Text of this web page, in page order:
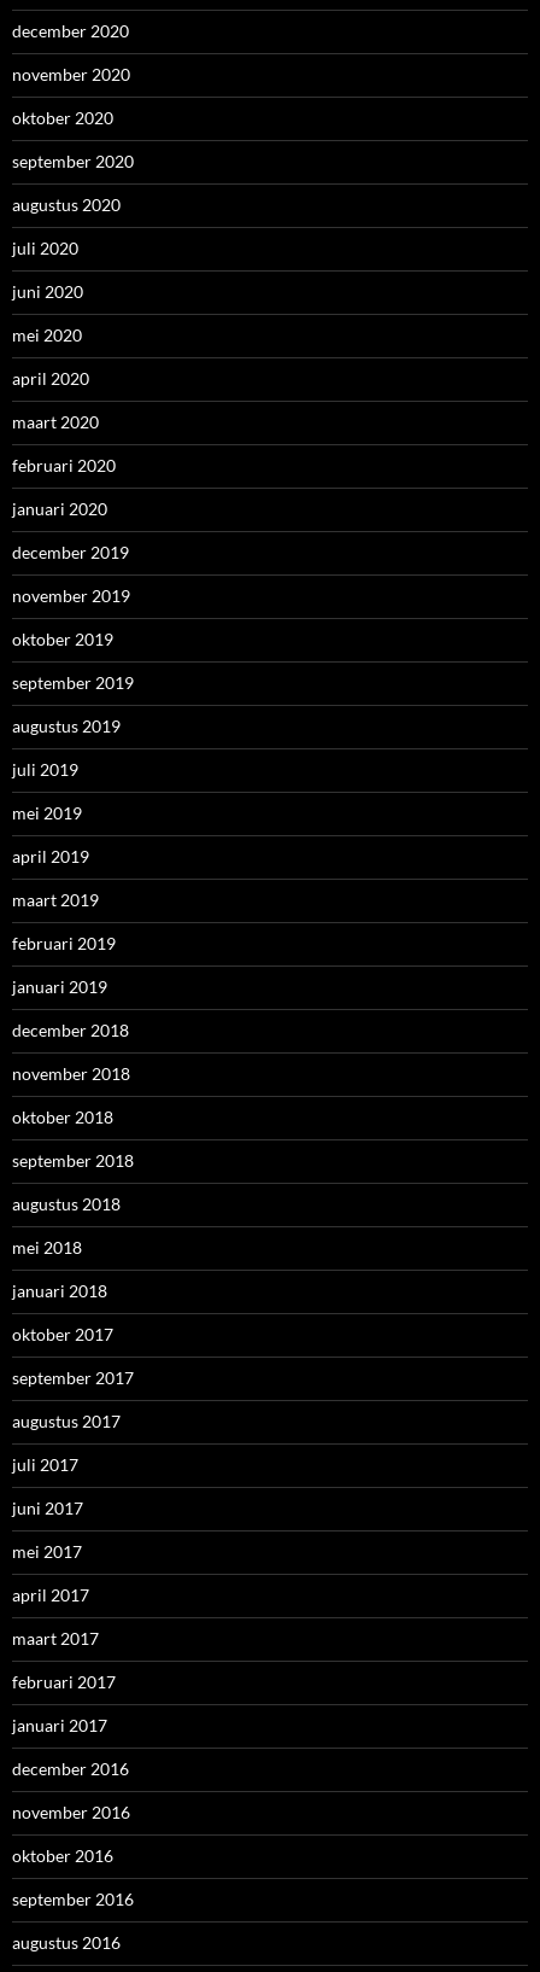
december 2020
november 2020
oktober 2020
september 2020
augustus 2020
juli 2020
juni 2020
mei 2020
april 2020
maart 2020
februari 2020
januari 2020
december 2019
november 2019
oktober 2019
september 2019
augustus 2019
juli 2019
mei 2019
april 2019
maart 2019
februari 2019
januari 2019
december 2018
november 2018
oktober 2018
september 2018
augustus 2018
mei 2018
januari 2018
oktober 2017
september 2017
augustus 2017
juli 2017
juni 2017
mei 2017
april 2017
maart 2017
februari 2017
januari 2017
december 2016
november 2016
oktober 2016
september 2016
augustus 2016